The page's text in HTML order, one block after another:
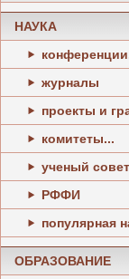
НАУКА
журналы
проекты и
комитеты...
ученый совет
РФФИ
популярная
ОБРАЗОВАНИЕ